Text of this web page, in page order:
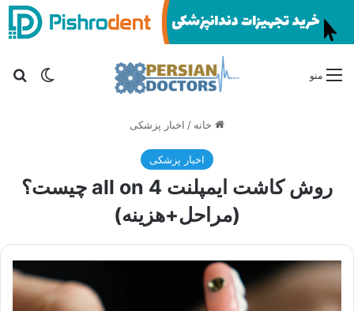
تغییر منو
خانه / اخبار پزشکی
اخبار پزشکی
روش کاشت ایمپلنت all on 4 چیست؟
(مراحل+هزینه)